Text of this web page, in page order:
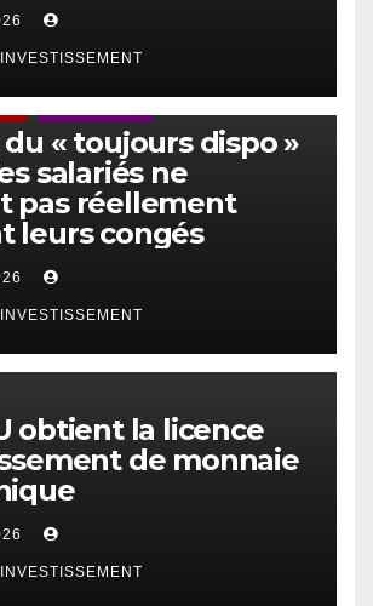
« toujours dispo »
salariés ne
pas réellement
leurs congés
obtient la licence
de monnaie